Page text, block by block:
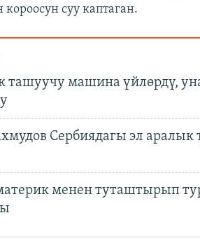
суу каптаган.
ташуучу машина үйлөрдү,
Сербиядагы эл аралык
менен туташтырып